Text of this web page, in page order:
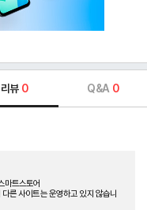
리뷰 0 Q&A 0
마트스토어
른 사이트는 운영하고 있지 않습니